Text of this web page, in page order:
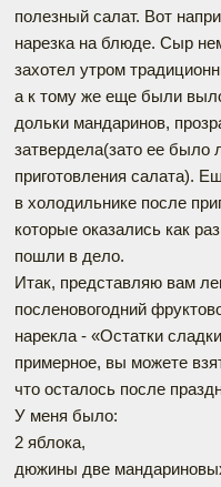
полезный салат. Вот
нарезка на блюде. Сыр
захотел утром
а к тому же еще были
дольки мандаринов,
затвердела(зато ее было
приготовления салата).
в холодильнике после
которые оказались как
пошли в дело.
Итак, представляю вам
посленовогодний
нарекла - «Остатки
примерное, вы можете
что осталось после
У меня было:
2 яблока,
дюжины две